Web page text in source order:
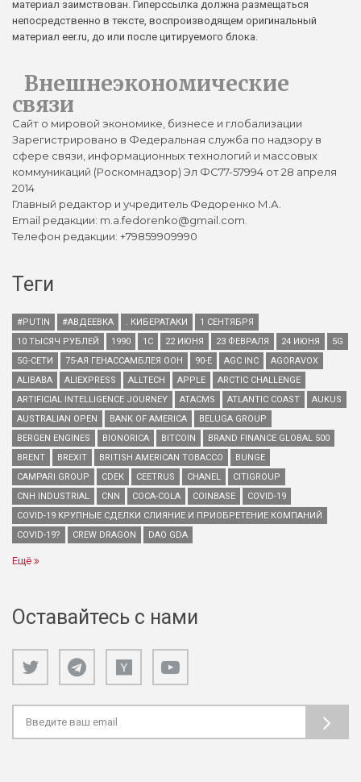
материал заимствован. Гиперссылка должна размещаться
непосредственно в тексте, воспроизводящем оригинальный
материал eer.ru, до или после цитируемого блока.
Внешнеэкономические
связи
Сайт о мировой экономике, бизнесе и глобализации
Зарегистрировано в Федеральная служба по надзору в
сфере связи, информационных технологий и массовых
коммуникаций (Роскомнадзор) Эл ФС77-57994 от 28 апреля
2014
Главный редактор и учредитель Федоренко М.А.
Email редакции: m.a.fedorenko@gmail.com.
Телефон редакции: +79859909990
Теги
#PUTIN #АВДЕЕВКА . КИБЕРАТАКИ
1 СЕНТЯБРЯ
10 ТЫСЯЧ РУБЛЕЙ
1990 1С 22 ИЮНЯ 23 ФЕВРАЛЯ 24 ИЮНЯ
5G
5G-СЕТИ
75-АЯ ГЕНАССАМБЛЕЯ ООН 90-Е AGC INC
AGORAVOX
ALIBABA
ALIEXPRESS ALLTECH APPLE
ARCTIC CHALLENGE
ARTIFICIAL INTELLIGENCE JOURNEY
ATACMS ATLANTIC COAST
AUKUS
AUSTRALIAN OPEN
BANK OF AMERICA
BELUGA GROUP
BERGEN ENGINES
BIONORICA BITCOIN
BRAND FINANCE GLOBAL 500
BRENT
BREXIT BRITISH AMERICAN TOBACCO
BUNGE
CAMPARI GROUP
CDEK CEETRUS CHANEL
CITIGROUP
CNH INDUSTRIAL
CNN COCA-COLA COINBASE
COVID-19
COVID-19 КРУПНЫЕ СДЕЛКИ СЛИЯНИЕ И ПРИОБРЕТЕНИЕ КОМПАНИЙ
COVID-19?
CREW DRAGON DAO GDA
Ещё
Оставайтесь с нами